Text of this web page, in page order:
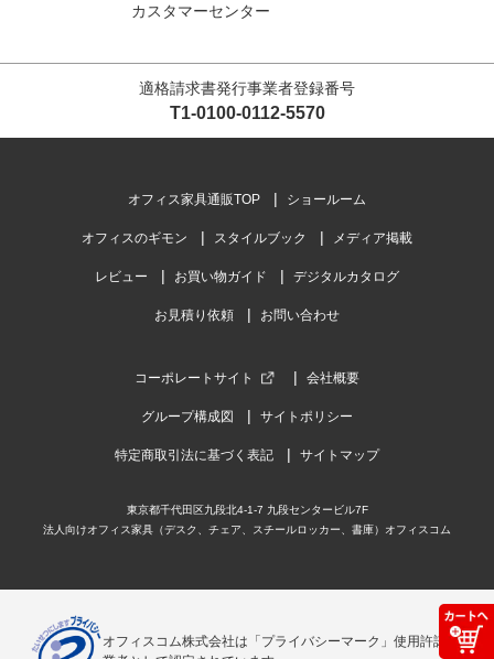
カスタマーセンター
適格請求書発行事業者登録番号
T1-0100-0112-5570
オフィス家具通販TOP ショールーム
オフィスのギモン スタイルブック メディア掲載
レビュー お買い物ガイド デジタルカタログ
お見積り依頼 お問い合わせ
コーポレートサイト 会社概要
グループ構成図 サイトポリシー
特定商取引法に基づく表記 サイトマップ
東京都千代田区九段北4-1-7 九段センタービル7F
法人向けオフィス家具（デスク、チェア、スチールロッカー、書庫）オフィスコム
オフィスコム株式会社は「プライバシーマーク」使用許諾事